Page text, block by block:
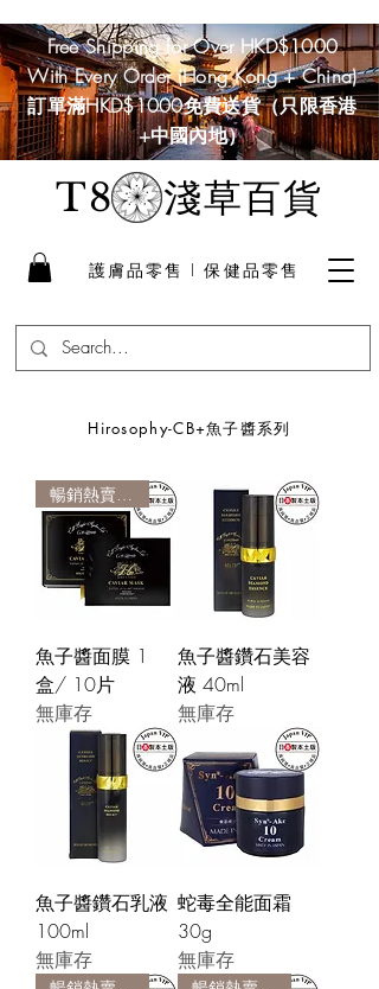
T8淺草百貨
護膚品零售 I 保健品零售
Free Shipping for Over HKD$1000
With Every Order (Hong Kong + China)
訂單滿HKD$1000免費送貨（只限香港
+中國內地）
Hirosophy-CB+魚子醬系列
暢銷熱賣產品
魚子醬面膜 1
盒/ 10片
無庫存
魚子醬鑽石美容
液 40ml
無庫存
魚子醬鑽石乳液
100ml
無庫存
蛇毒全能面霜
30g
無庫存